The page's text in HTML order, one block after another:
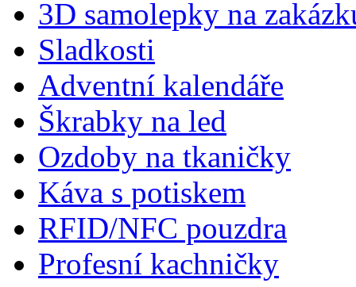
3D samolepky na
Sladkosti
Adventní kalendáře
Škrabky na led
Ozdoby na tkaničky
Káva s potiskem
RFID/NFC pouzdra
Profesní kachničky